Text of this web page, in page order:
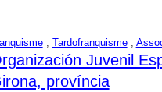
; Tardofranquisme;
Juvenil
província